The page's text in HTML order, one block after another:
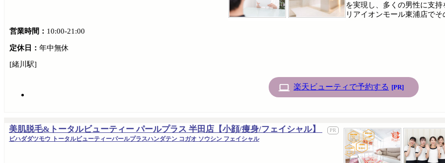
を実現し、多くの男性に支
リアイオンモール東浦店で
営業時間： 10:00-21:00
定休日： 年中無休
[緒川駅]
楽天ビューティで予約する [PR]
美肌脱毛&トータルビューティー パールプラス 半田店【小顔/痩身/フェイシャル】
ビハダダツモウ トータルビューティーパールプラスハンダテン コガオ ソウシン フェイシャル